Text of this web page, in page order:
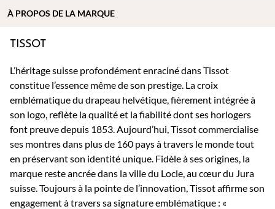
TISSOT
L’héritage suisse profondément enraciné dans Tissot
constitue l’essence même de son prestige. La croix
emblématique du drapeau helvétique, fièrement intégrée à
son logo, reflète la qualité et la fiabilité dont ses horlogers
font preuve depuis 1853. Aujourd’hui, Tissot commercialise
ses montres dans plus de 160 pays à travers le monde tout
en préservant son identité unique. Fidèle à ses origines, la
marque reste ancrée dans la ville du Locle, au cœur du Jura
suisse. Toujours à la pointe de l’innovation, Tissot affirme son
engagement à travers sa signature emblématique : «
À PROPOS DE LA MARQUE